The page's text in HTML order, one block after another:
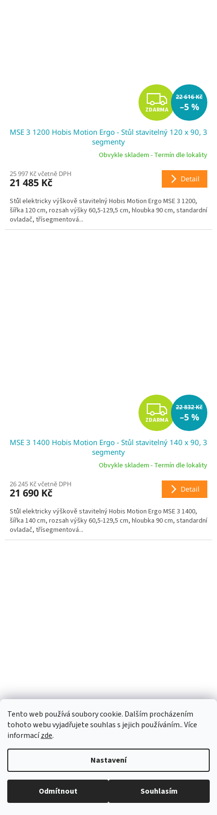
Tento web používá soubory cookie. Dalším procházením
tohoto webu vyjadřujete souhlas s jejich používáním.. Více
informacízde.
Nastavení
Odmítnout Souhlasím
Z
D
A
R
M
A
ZDARMA
22 616 Kč
–5 %
MSE 3 1200 Hobis Motion Ergo - Stůl stavitelný 120 x 90, 3
segmenty
Obvykle skladem - Termín dle lokality
25 997 Kč včetně DPH
21 485 Kč Detail
Stůl elektricky výškově stavitelný Hobis Motion Ergo MSE 3 1200,
šířka 120 cm, rozsah výšky 60,5-129,5 cm, hloubka 90 cm, standardní
ovladač, třísegmentová...
Z
D
A
R
M
A
ZDARMA
22 832 Kč
–5 %
MSE 3 1400 Hobis Motion Ergo - Stůl stavitelný 140 x 90, 3
segmenty
Obvykle skladem - Termín dle lokality
26 245 Kč včetně DPH
21 690 Kč Detail
Stůl elektricky výškově stavitelný Hobis Motion Ergo MSE 3 1400,
šířka 140 cm, rozsah výšky 60,5-129,5 cm, hloubka 90 cm, standardní
ovladač, třísegmentová...
Z
R
M
23 105 Kč
–5 %
MSE 3 1600 Hobis Motion Ergo - Stůl stavitelný 160 x 90, 3
segmenty
26 558 Kč včetně DPH
21 949 Kč